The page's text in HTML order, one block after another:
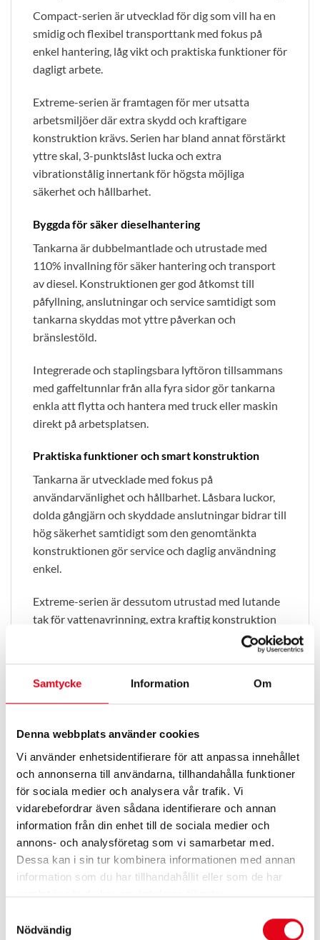
Samtycke Information Om
Denna webbplats använder cookies
Vi använder enhetsidentifierare för att anpassa innehållet
och annonserna till användarna, tillhandahålla funktioner
för sociala medier och analysera vår trafik. Vi
vidarebefordrar även sådana identifierare och annan
information från din enhet till de sociala medier och
annons- och analysföretag som vi samarbetar med.
Dessa kan i sin tur kombinera informationen med annan
information som du har tillhandahållit eller som de har
samlat in när du har använt deras tjänster.
Nödvändig
Compact-serien är utvecklad för dig som vill ha en
smidig och flexibel transporttank med fokus på
enkel hantering, låg vikt och praktiska funktioner för
dagligt arbete.
Extreme-serien är framtagen för mer utsatta
arbetsmiljöer där extra skydd och kraftigare
konstruktion krävs. Serien har bland annat förstärkt
yttre skal, 3-punktslåst lucka och extra
vibrationstålig innertank för högsta möjliga
säkerhet och hållbarhet.
Byggda för säker dieselhantering
Tankarna är dubbelmantlade och utrustade med
110% invallning för säker hantering och transport
av diesel. Konstruktionen ger god åtkomst till
påfyllning, anslutningar och service samtidigt som
tankarna skyddas mot yttre påverkan och
bränslestöld.
Integrerade och staplingsbara lyftöron tillsammans
med gaffeltunnlar från alla fyra sidor gör tankarna
enkla att flytta och hantera med truck eller maskin
direkt på arbetsplatsen.
Praktiska funktioner och smart konstruktion
Tankarna är utvecklade med fokus på
användarvänlighet och hållbarhet. Låsbara luckor,
dolda gångjärn och skyddade anslutningar bidrar till
hög säkerhet samtidigt som den genomtänkta
konstruktionen gör service och daglig användning
enkel.
Extreme-serien är dessutom utrustad med lutande
tak för vattenavrinning, extra kraftig konstruktion
och möjlighet till belastning ovanpå tanken via
Funktioner och fördelar
Finns som Compact och Extreme
Dubbelmantlad konstruktion
110% invallning
Integrerade och staplingsbara lyftöron
Dolda gångjärn och skydd mot bränslestöld
Låsbara luckor och skyddade anslutningar
Enkel åtkomst till påfyllning och anslutningar